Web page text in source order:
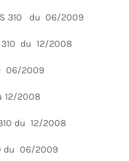
310 du 06/2009
310 du 12/2008
06/2009
12/2008
du 12/2008
du 06/2009